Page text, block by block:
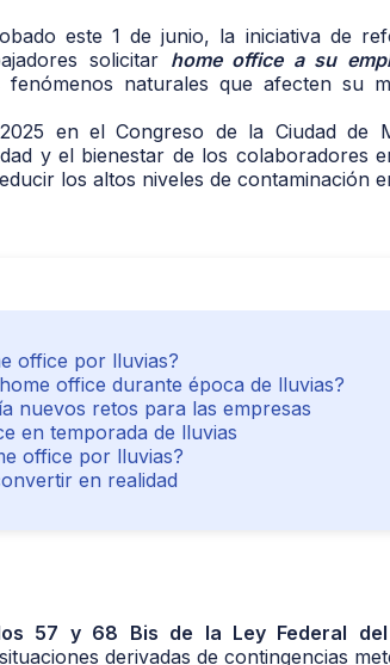
este 1 de junio, la iniciativa de
solicitar home office a su
naturales que afecten su
en el Congreso de la Ciudad de
y el bienestar de los colaboradores
los altos niveles de contaminación
office por lluvias?
office durante época de lluvias?
nuevos retos para las empresas
en temporada de lluvias
office por lluvias?
en realidad
57 y 68 Bis de la Ley Federal del
derivadas de contingencias